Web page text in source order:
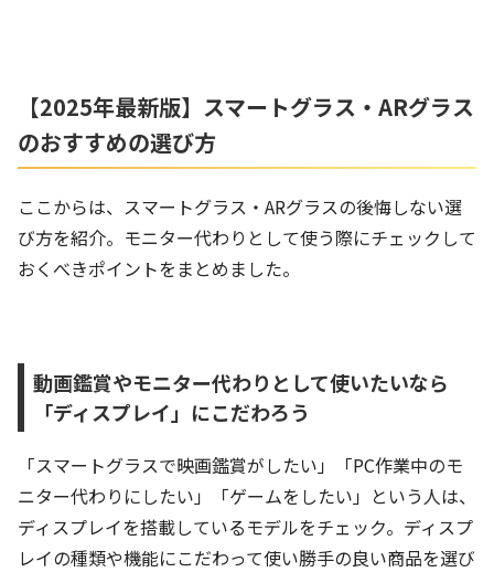
【2025年最新版】スマートグラス・ARグラス
のおすすめの選び方
ここからは、スマートグラス・ARグラスの後悔しない選
び方を紹介。モニター代わりとして使う際にチェックして
おくべきポイントをまとめました。
動画鑑賞やモニター代わりとして使いたいなら
「ディスプレイ」にこだわろう
「スマートグラスで映画鑑賞がしたい」「PC作業中のモ
ニター代わりにしたい」「ゲームをしたい」という人は、
ディスプレイを搭載しているモデルをチェック。ディスプ
レイの種類や機能にこだわって使い勝手の良い商品を選び